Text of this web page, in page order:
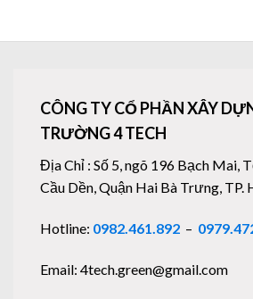
CÔNG TY CỔ PHẦN XÂY
TRƯỜNG 4 TECH
Địa Chỉ : Số 5, ngõ 196 Bạch Mai,
Cầu Dền, Quận Hai Bà Trưng, TP.
Hotline: 0982.461.892 –
Email: 4tech.green@gmail.com